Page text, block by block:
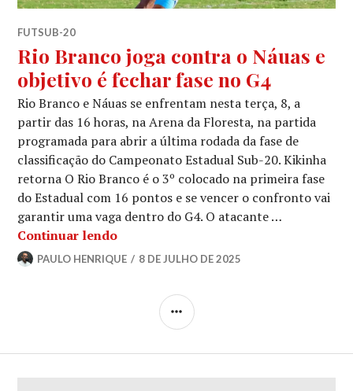
FUTSUB-20
Rio Branco joga contra o Náuas e
objetivo é fechar fase no G4
Rio Branco e Náuas se enfrentam nesta terça, 8, a
partir das 16 horas, na Arena da Floresta, na partida
programada para abrir a última rodada da fase de
classificação do Campeonato Estadual Sub-20. Kikinha
retorna O Rio Branco é o 3º colocado na primeira fase
do Estadual com 16 pontos e se vencer o confronto vai
garantir uma vaga dentro do G4. O atacante …
Continuar lendo
PAULO HENRIQUE 8 DE JULHO DE 2025